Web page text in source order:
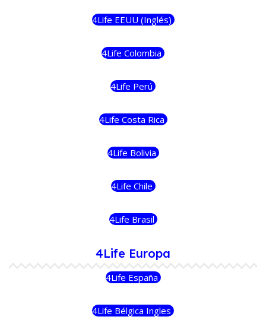
4Life EEUU (Inglés)
4Life Colombia
4Life Perú
4Life Costa Rica
4Life Bolivia
4Life Chile
4Life Brasil
4Life Europa
4Life España
4Life Bélgica Ingles